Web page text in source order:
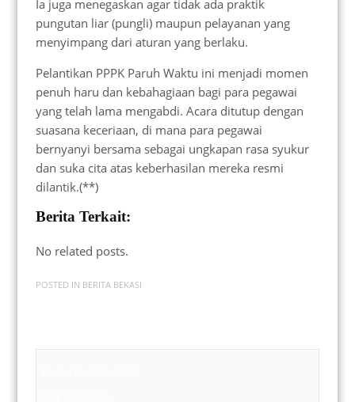
Ia juga menegaskan agar tidak ada praktik
pungutan liar (pungli) maupun pelayanan yang
menyimpang dari aturan yang berlaku.
Pelantikan PPPK Paruh Waktu ini menjadi momen
penuh haru dan kebahagiaan bagi para pegawai
yang telah lama mengabdi. Acara ditutup dengan
suasana keceriaan, di mana para pegawai
bernyanyi bersama sebagai ungkapan rasa syukur
dan suka cita atas keberhasilan mereka resmi
dilantik.(**)
Berita Terkait:
No related posts.
POSTED IN BERITA BEKASI